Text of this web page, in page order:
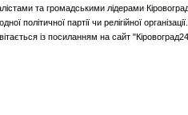
та громадськими лідерами
політичної партії чи релігійної
із посиланням на сайт